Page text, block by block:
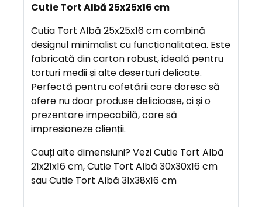
S
C
R
I
E
R
E
V
A
N
Cutie Tort Albă 25x25x16 cm
Cutia Tort Albă 25x25x16 cm combină
designul minimalist cu funcționalitatea. Este
fabricată din carton robust, ideală pentru
torturi medii și alte deserturi delicate.
Perfectă pentru cofetării care doresc să
ofere nu doar produse delicioase, ci și o
prezentare impecabilă, care să
impresioneze clienții.
Cauți alte dimensiuni? Vezi Cutie Tort Albă
21x21x16 cm, Cutie Tort Albă 30x30x16 cm
sau Cutie Tort Albă 31x38x16 cm